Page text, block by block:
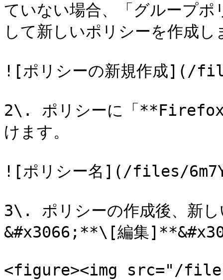
ていない場合、「グループ
して新しいポリシーを作成し
![ポリシーの新規作成](/
2\. ポリシーに「
けます。
![ポリシー名](/files/
3\. ポリシーの作成後、新し
&#x3066;**\[編集
<figure><img src="/files/